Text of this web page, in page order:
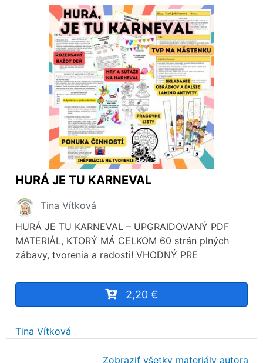
HURÁ JE TU KARNEVAL
Tina Vítková
HURÁ JE TU KARNEVAL – UPGRAIDOVANÝ PDF
MATERIÁL, KTORÝ MÁ CELKOM 60 strán plných
zábavy, tvorenia a radosti! VHODNÝ PRE
2,20 €
Tina Vítková
Zobraziť všetky materiály autora